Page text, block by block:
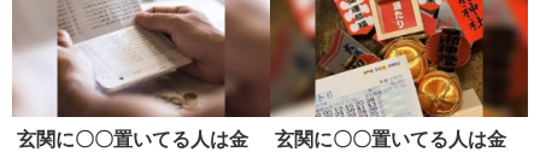
玄関に〇〇置いてる人は金
玄関に〇〇置いてる人は金